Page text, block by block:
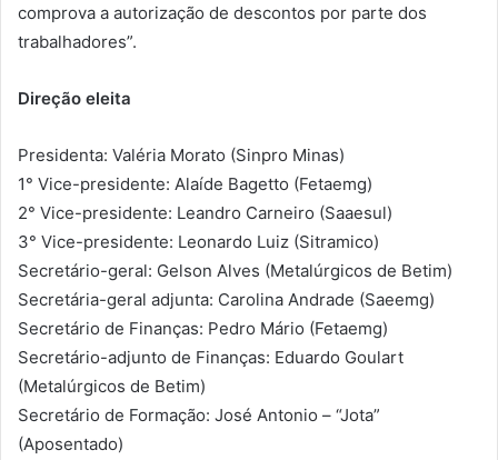
comprova a autorização de descontos por parte dos
trabalhadores”.
Direção eleita
Presidenta: Valéria Morato (Sinpro Minas)
1° Vice-presidente: Alaíde Bagetto (Fetaemg)
2° Vice-presidente: Leandro Carneiro (Saaesul)
3° Vice-presidente: Leonardo Luiz (Sitramico)
Secretário-geral: Gelson Alves (Metalúrgicos de Betim)
Secretária-geral adjunta: Carolina Andrade (Saeemg)
Secretário de Finanças: Pedro Mário (Fetaemg)
Secretário-adjunto de Finanças: Eduardo Goulart
(Metalúrgicos de Betim)
Secretário de Formação: José Antonio – “Jota”
(Aposentado)